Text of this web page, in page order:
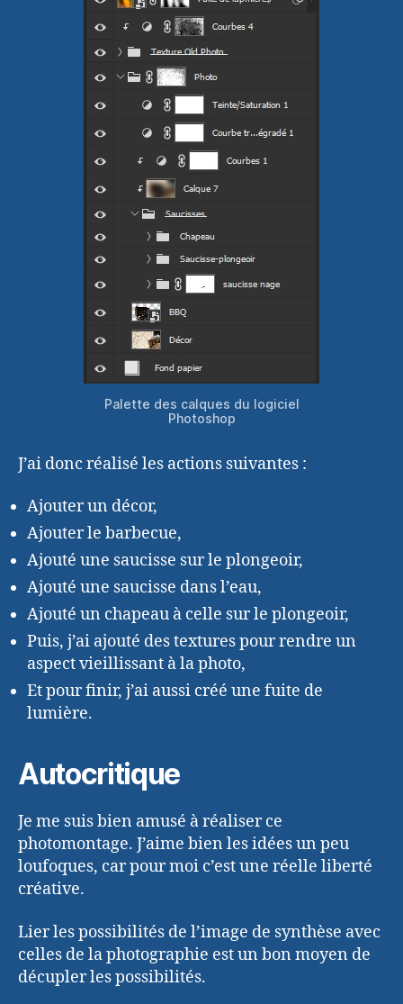
Palette des calques du logiciel
Photoshop
J’ai donc réalisé les actions suivantes :
Ajouter un décor,
Ajouter le barbecue,
Ajouté une saucisse sur le plongeoir,
Ajouté une saucisse dans l’eau,
Ajouté un chapeau à celle sur le plongeoir,
Puis, j’ai ajouté des textures pour rendre un
aspect vieillissant à la photo,
Et pour finir, j’ai aussi créé une fuite de
lumière.
Autocritique
Je me suis bien amusé à réaliser ce
photomontage. J’aime bien les idées un peu
loufoques, car pour moi c’est une réelle liberté
créative.
Lier les possibilités de l’image de synthèse avec
celles de la photographie est un bon moyen de
décupler les possibilités.